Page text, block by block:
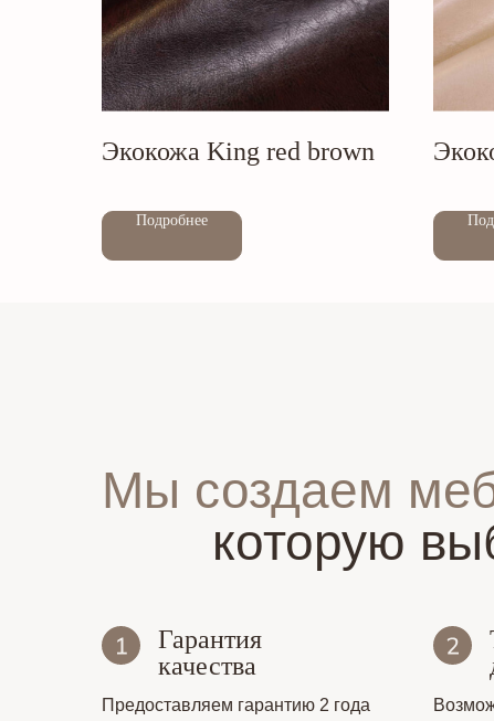
Экокожа King red brown
Подробнее
Мы создаем
которую
Гарантия
качества
Предоставляем гарантию 2 года